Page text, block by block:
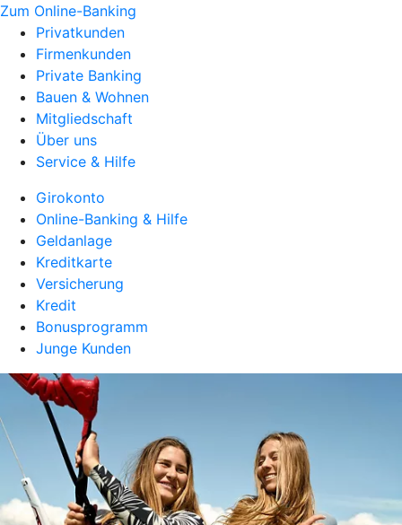
Zum Online-Banking
Privatkunden
Firmenkunden
Private Banking
Bauen & Wohnen
Mitgliedschaft
Über uns
Service & Hilfe
Girokonto
Online-Banking & Hilfe
Geldanlage
Kreditkarte
Versicherung
Kredit
Bonusprogramm
Junge Kunden